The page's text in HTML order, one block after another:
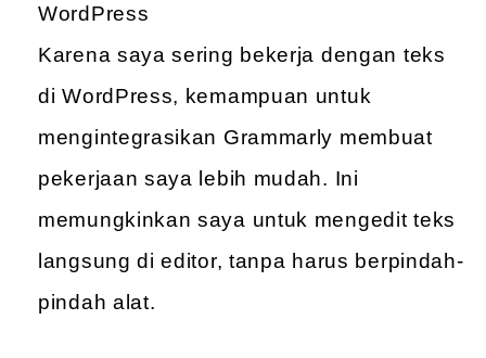
WordPress
Karena saya sering bekerja dengan teks
di WordPress, kemampuan untuk
mengintegrasikan Grammarly membuat
pekerjaan saya lebih mudah. Ini
memungkinkan saya untuk mengedit teks
langsung di editor, tanpa harus berpindah-
pindah alat.